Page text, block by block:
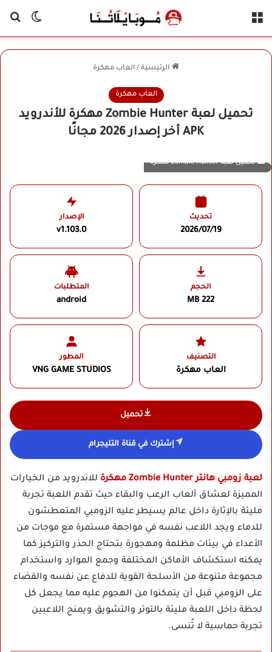
الوضع
الرئيسية / العاب مهكرة
العاب مهكرة
تحميل لعبة Zombie Hunter مهكرة للأندرويد
APK أخر إصدار 2026 مجانًا
تحميل لعبة Zombie Hunter مهكرة
تحديث
2026/07/19
الإصدار
v1.103.0
الحجم
222 MB
المتطلبات
android
التصنيف
العاب مهكرة
المطور
VNG GAME STUDIOS‏
تحميل
إشترك في قناة التليجرام
لعبة زومبي هانتر Zombie Hunter مهكرة
للاندرويد من الخيارات
المميزة لعشاق ألعاب الرعب والبقاء حيث تقدم اللعبة تجربة
مليئة بالإثارة داخل عالم يسيطر عليه الزومبي المتعطشون
للدماء ويجد اللاعب نفسه في مواجهة مستمرة مع موجات من
الأعداء في بيئات مظلمة ومهجورة بتحتاج الحذر والتركيز كما
يمكنه استكشاف الأماكن المختلفة وجمع الموارد واستخدام
مجموعة متنوعة من الأسلحة القوية للدفاع عن نفسه والقضاء
على الزومبي قبل أن يتمكنوا من الهجوم عليه مما يجعل كل
لحظة داخل اللعبة مليئة بالتوتر والتشويق ويمنح اللاعبين
تجربة حماسية لا تُنسى.